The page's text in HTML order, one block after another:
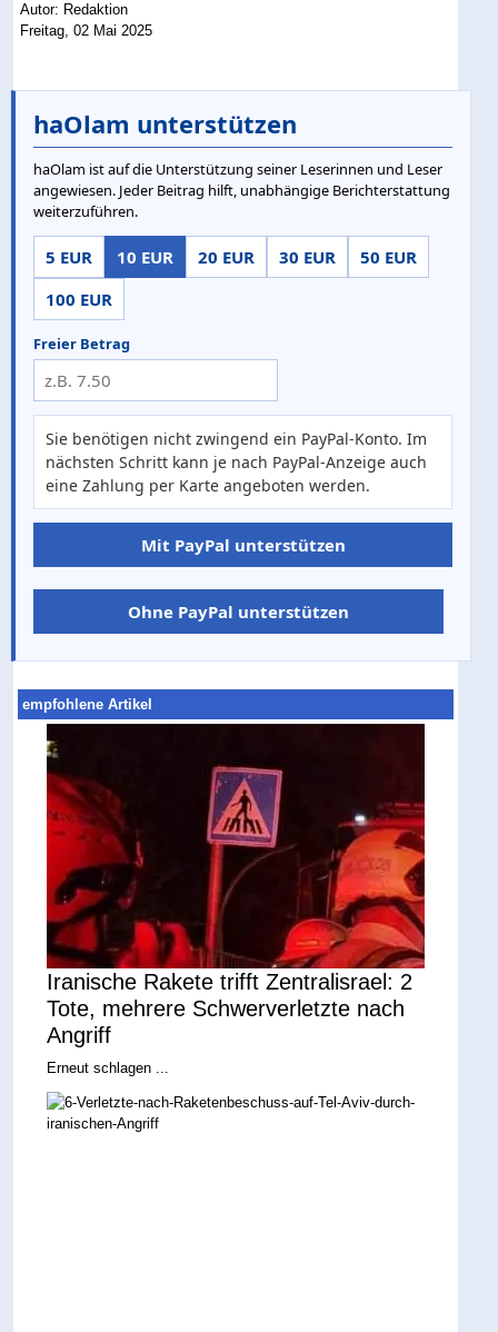
Autor: Redaktion
Freitag, 02 Mai 2025
haOlam unterstützen
haOlam ist auf die Unterstützung seiner Leserinnen und Leser
angewiesen. Jeder Beitrag hilft, unabhängige Berichterstattung
weiterzuführen.
5 EUR 10 EUR 20 EUR 30 EUR
50 EUR
100 EUR
Freier Betrag
Sie benötigen nicht zwingend ein PayPal-Konto. Im
nächsten Schritt kann je nach PayPal-Anzeige auch
eine Zahlung per Karte angeboten werden.
Mit PayPal unterstützen
Ohne PayPal unterstützen
empfohlene Artikel
Iranische Rakete trifft Zentralisrael: 2
Tote, mehrere Schwerverletzte nach
Angriff
Erneut schlagen ...